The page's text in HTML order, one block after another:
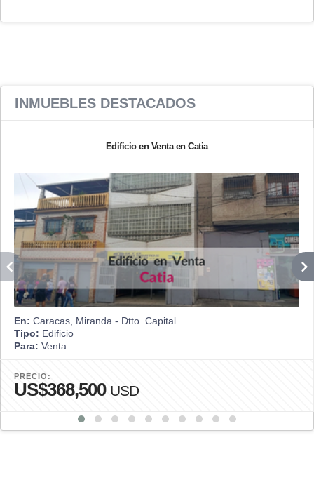
INMUEBLES DESTACADOS
Edificio en Venta en Catia
En: Caracas, Miranda - Dtto. Capital
Tipo: Edificio
Para: Venta
PRECIO:
US$368,500 USD